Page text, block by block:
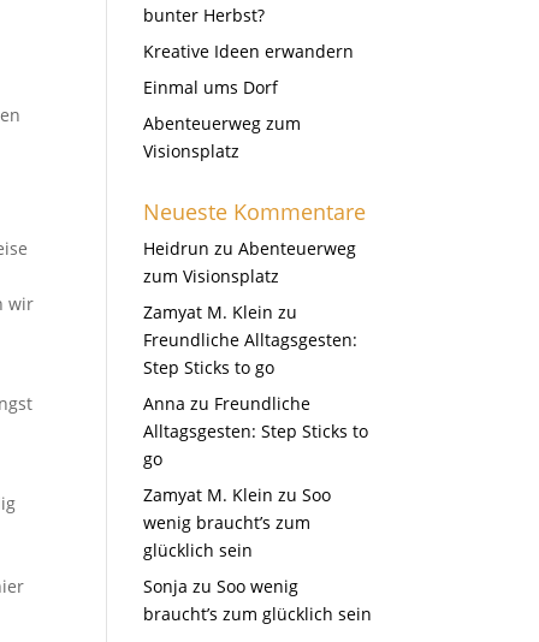
wir
bunter Herbst?
Kreative Ideen erwandern
Einmal ums Dorf
Abenteuerweg zum
Visionsplatz
Neueste Kommentare
Heidrun zuAbenteuerweg
zum Visionsplatz
Zamyat M. Klein zu
Freundliche Alltagsgesten:
Step Sticks to go
Anna zu Freundliche
Alltagsgesten: Step Sticks to
go
Zamyat M. Klein zuSoo
wenig braucht’s zum
glücklich sein
Sonja zuSoo wenig
braucht’s zum glücklich sein